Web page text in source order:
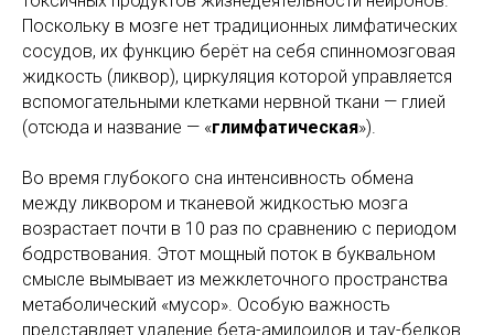
Поскольку в мозге нет традиционных лимфатических
сосудов, их функцию берёт на себя спинномозговая
жидкость (ликвор), циркуляция которой управляется
вспомогательными клетками нервной ткани — глией
(отсюда и название — «глимфатическая»).
Во время глубокого сна интенсивность обмена
между ликвором и тканевой жидкостью мозга
возрастает почти в 10 раз по сравнению с периодом
бодрствования. Этот мощный поток в буквальном
смысле вымывает из межклеточного пространства
метаболический «мусор». Особую важность
представляет удаление бета-амилоидов и тау-белков